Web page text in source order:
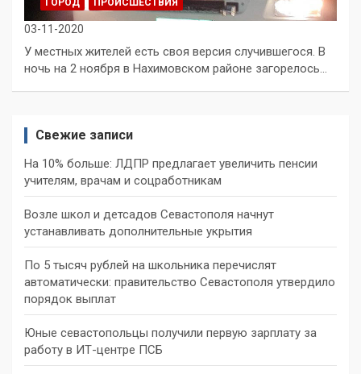
03-11-2020
У местных жителей есть своя версия случившегося. В
ночь на 2 ноября в Нахимовском районе загорелось…
Свежие записи
На 10% больше: ЛДПР предлагает увеличить пенсии
учителям, врачам и соцработникам
Возле школ и детсадов Севастополя начнут
устанавливать дополнительные укрытия
По 5 тысяч рублей на школьника перечислят
автоматически: правительство Севастополя утвердило
порядок выплат
Юные севастопольцы получили первую зарплату за
работу в ИТ-центре ПСБ